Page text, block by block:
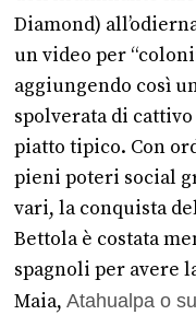
Diamond)
un video per
aggiungendo così
spolverata di
piatto tipico. Con
pieni poteri social
vari, la conquista
Bettola è costata
spagnoli per avere
Maia, Atahualpa o